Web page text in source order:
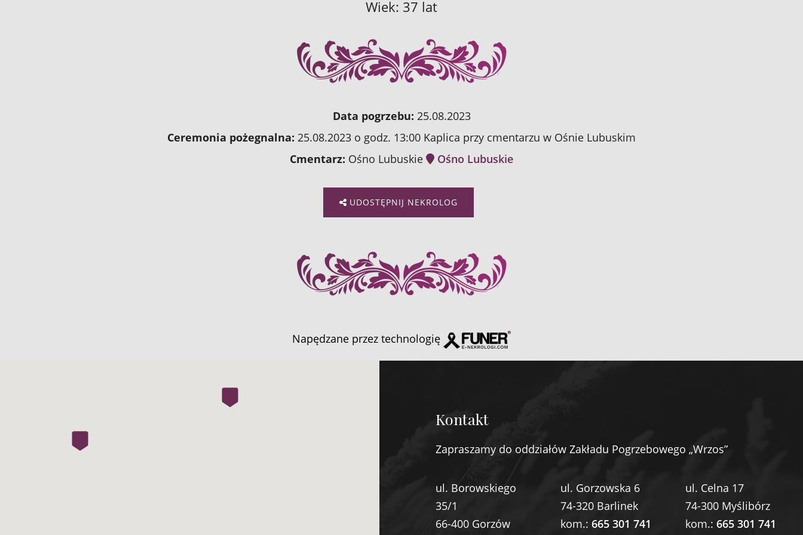
Wiek: 37 lat
Data pogrzebu: 25.08.2023
Ceremonia pożegnalna: 25.08.2023 o godz. 13:00 Kaplica przy cmentarzu w Ośnie Lubuskim
Cmentarz: Ośno Lubuskie Ośno Lubuskie
UDOSTĘPNIJ NEKROLOG
Napędzane przez technologię
Kontakt
Zapraszamy do oddziałów Zakładu Pogrzebowego „Wrzos”
ul. Borowskiego
35/1
66-400 Gorzów
ul. Gorzowska 6
74-320 Barlinek
kom.:665 301 741
ul. Celna 17
74-300 Myślibórz
kom.:665 301 741